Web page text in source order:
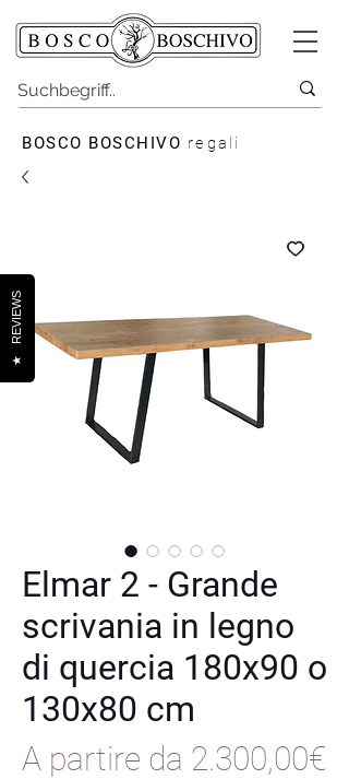
BOSCO BOSCHIVO regali
Elmar 2 - Grande
scrivania in legno
di quercia 180x90 o
130x80 cm
A partire da 2.300,00€
★
REVIEWS